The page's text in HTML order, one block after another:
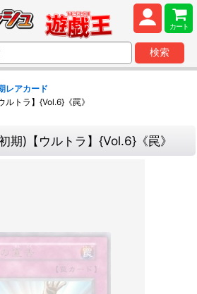
カート
検索
レアカード
ルトラ】{Vol.6}《罠》
期)【ウルトラ】{Vol.6}《罠》